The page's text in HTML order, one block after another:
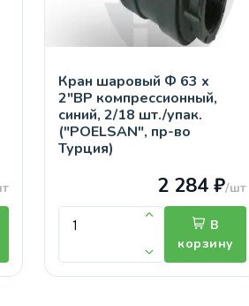
Кран шaровый Ф 63 х
2"ВР компрессионный,
синий, 2/18 шт./упак.
("POELSAN", пр-во
Турция)
2 284 ₽/шт
В
корзину